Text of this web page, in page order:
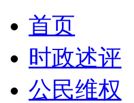
首页
时政述评
公民维权